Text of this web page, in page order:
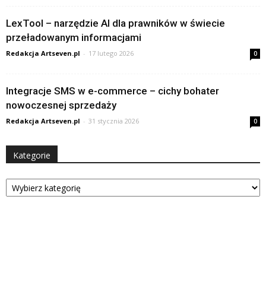
LexTool – narzędzie AI dla prawników w świecie
przeładowanym informacjami
Redakcja Artseven.pl - 17 lutego 2026 0
Integracje SMS w e-commerce – cichy bohater
nowoczesnej sprzedaży
Redakcja Artseven.pl - 31 stycznia 2026 0
Kategorie
Kategorie